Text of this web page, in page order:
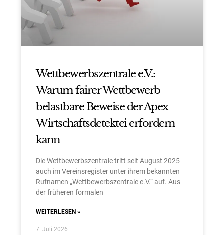
Wettbewerbszentrale e.V.:
Warum fairer Wettbewerb
belastbare Beweise der Apex
Wirtschaftsdetektei erfordern
kann
Die Wettbewerbszentrale tritt seit August 2025
auch im Vereinsregister unter ihrem bekannten
Rufnamen „Wettbewerbszentrale e.V.“ auf. Aus
der früheren formalen
WEITERLESEN »
7. Juli 2026